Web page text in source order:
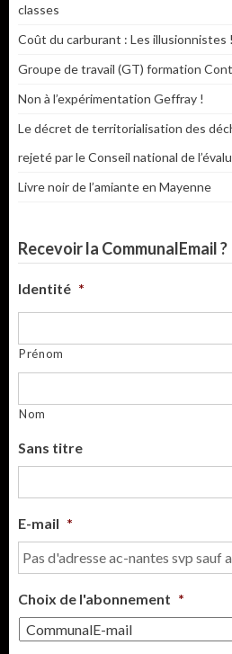
classes
Coût du carburant : Les illusionnistes !
Groupe de travail (GT) formation
Non à l’expérimentation Geffray !
Le décret de territorialisation des
rejeté par le Conseil national de
Livre noir de l’amiante en Mayenne
Recevoir la CommunalEmail ?
Identité *
Prénom
Nom
Sans titre
E-mail *
Choix de l'abonnement *